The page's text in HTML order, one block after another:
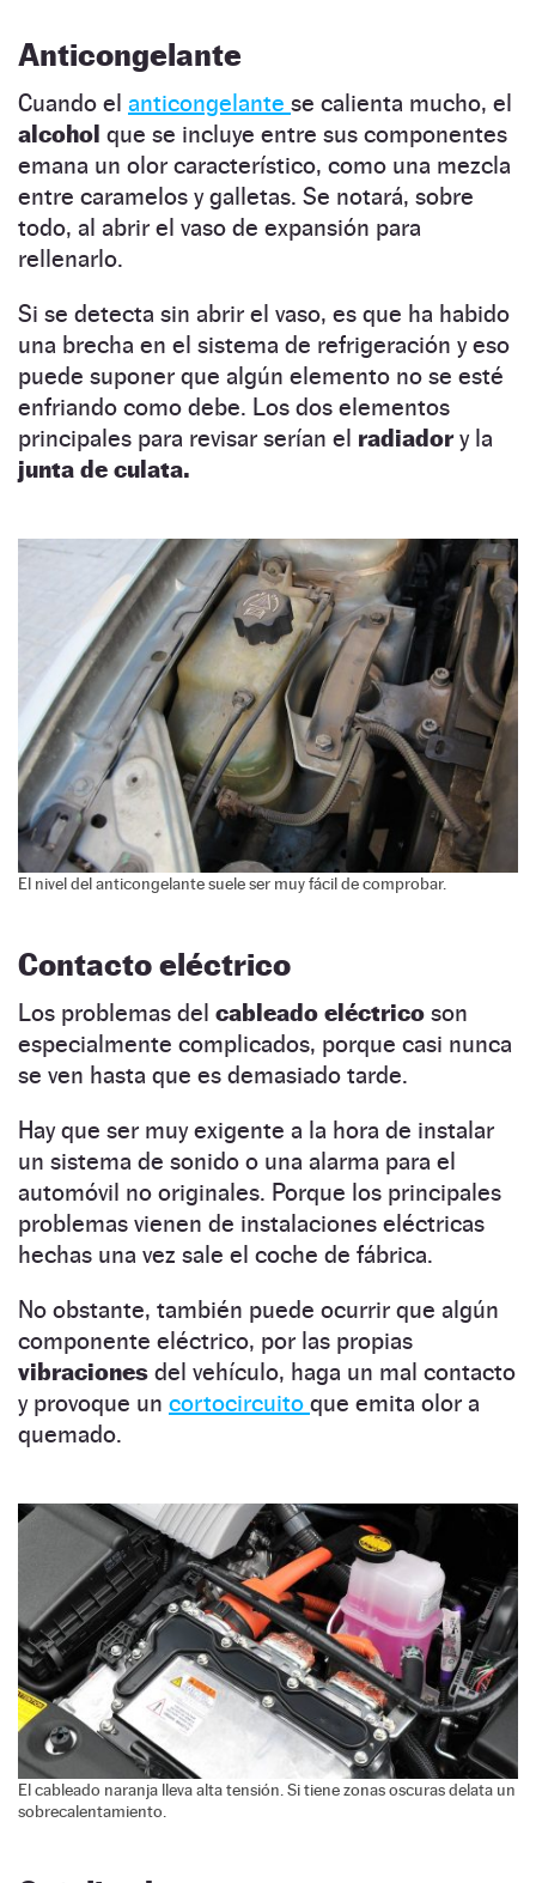
Anticongelante
Cuando el anticongelante se calienta mucho, el
alcohol que se incluye entre sus componentes
emana un olor característico, como una mezcla
entre caramelos y galletas. Se notará, sobre
todo, al abrir el vaso de expansión para
rellenarlo.
Si se detecta sin abrir el vaso, es que ha habido
una brecha en el sistema de refrigeración y eso
puede suponer que algún elemento no se esté
enfriando como debe. Los dos elementos
principales para revisar serían el radiadory la
junta de culata.
El nivel del anticongelante suele ser muy fácil de comprobar.
Contacto eléctrico
Los problemas del cableado eléctrico son
especialmente complicados, porque casi nunca
se ven hasta que es demasiado tarde.
Hay que ser muy exigente a la hora de instalar
un sistema de sonido o una alarma para el
automóvil no originales. Porque los principales
problemas vienen de instalaciones eléctricas
hechas una vez sale el coche de fábrica.
No obstante, también puede ocurrir que algún
componente eléctrico, por las propias
vibraciones del vehículo, haga un mal contacto
y provoque un cortocircuito que emita olor a
quemado.
El cableado naranja lleva alta tensión. Si tiene zonas oscuras delata un
sobrecalentamiento.